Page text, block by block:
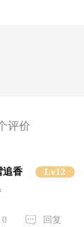
评价
追香 Lv12
0 回复